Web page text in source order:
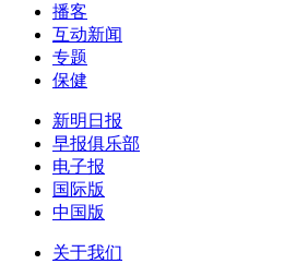
播客
互动新闻
专题
保健
新明日报
早报俱乐部
电子报
国际版
中国版
关于我们